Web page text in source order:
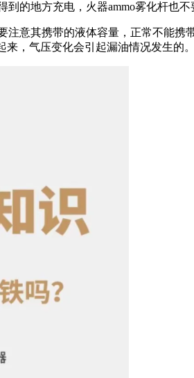
的地方充电，火器ammo雾化杆也不
意其携带的液体容量，正常不能
，气压变化会引起漏油情况发生的。